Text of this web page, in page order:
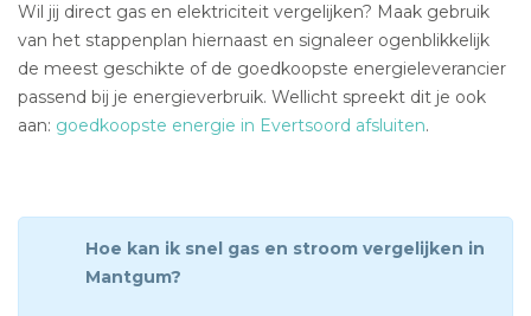
Wil jij direct gas en elektriciteit vergelijken? Maak gebruik
van het stappenplan hiernaast en signaleer ogenblikkelijk
de meest geschikte of de goedkoopste energieleverancier
passend bij je energieverbruik. Wellicht spreekt dit je ook
aan: goedkoopste energie in Evertsoord afsluiten.
Hoe kan ik snel gas en stroom vergelijken in
Mantgum?